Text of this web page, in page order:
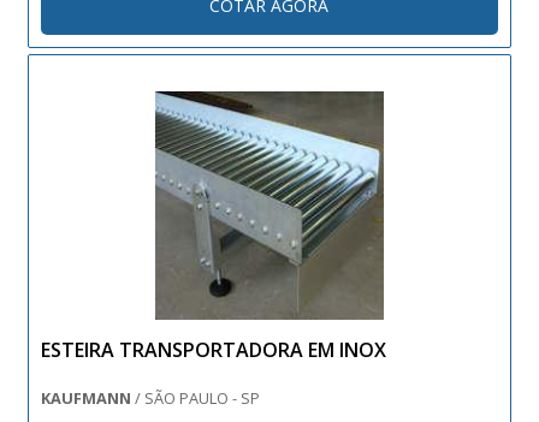
autocompensadores, um tambor de tração
emborrachado e uma caixa de comando com contador
COTAR AGORA
ESTEIRA TRANSPORTADORA EM INOX
KAUFMANN/ SÃO PAULO - SP